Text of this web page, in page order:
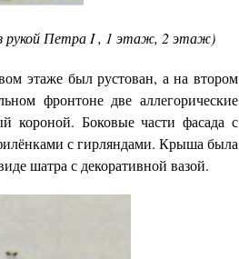
рукой Петра I , 1 этаж, 2 этаж)
этаже был рустован, а на втором
фронтоне две аллегорические
короной. Боковые части фасада с
с гирляндами. Крыша была
шатра с декоративной вазой.